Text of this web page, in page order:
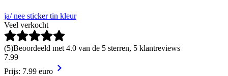
ja/ nee sticker tin kleur
Veel verkocht
(5)Beoordeeld met 4.0 van de 5 sterren, 5 klantreviews
7.99
Prijs: 7.99 euro